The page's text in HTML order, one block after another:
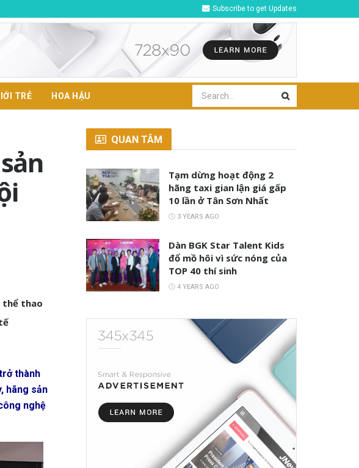
Subscribe to get Updates
TRẺ HOA HẬU
thể thao
thành
hãng sản
nghệ
QUAN TÂM
Tạm dừng hoạt động 2
hãng taxi gian lận giá gấp
10 lần ở Tân Sơn Nhất
3 YEARS AGO
Dàn BGK Star Talent Kids
đổ mồ hôi vì sức nóng của
TOP 40 thí sinh
4 YEARS AGO